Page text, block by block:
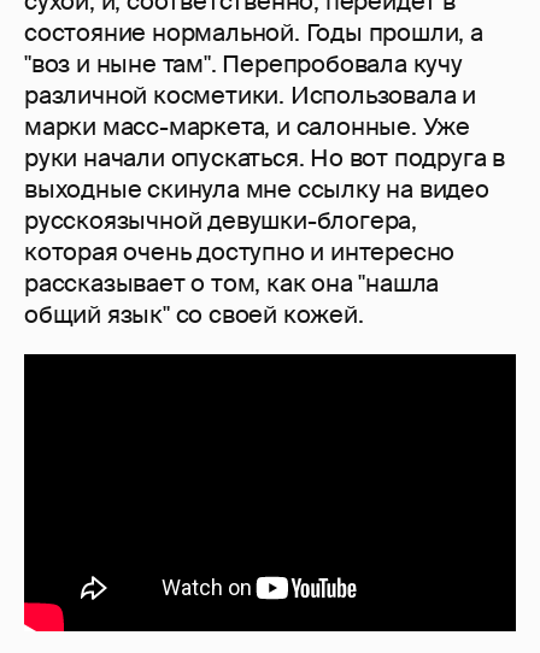
состояние нормальной. Годы прошли, а
"воз и ныне там". Перепробовала кучу
различной косметики. Использовала и
марки масс-маркета, и салонные. Уже
руки начали опускаться. Но вот подруга в
выходные скинула мне ссылку на видео
русскоязычной девушки-блогера,
которая очень доступно и интересно
рассказывает о том, как она "нашла
общий язык" со своей кожей.